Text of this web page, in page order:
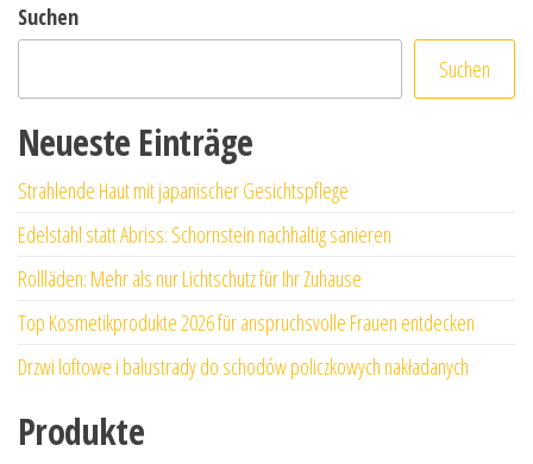
Suchen
Suchen
Neueste Einträge
Strahlende Haut mit japanischer Gesichtspflege
Edelstahl statt Abriss: Schornstein nachhaltig sanieren
Rollläden: Mehr als nur Lichtschutz für Ihr Zuhause
Top Kosmetikprodukte 2026 für anspruchsvolle Frauen entdecken
Drzwi loftowe i balustrady do schodów policzkowych nakładanych
Produkte